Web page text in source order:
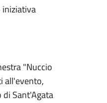
iniziativa
"Nuccio
all'evento,
Sant'Agata